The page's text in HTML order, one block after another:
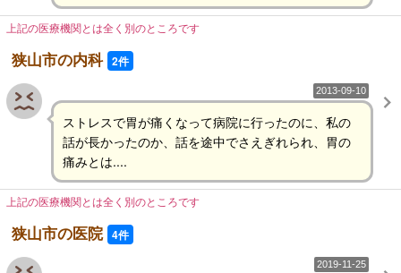
上記の医療機関とは全く別のところです
狭山市の内科 2件
2013-09-10
ストレスで胃が痛くなって病院に行ったのに、私の
話が長かったのか、話を途中でさえぎれられ、胃の
痛みとは....
上記の医療機関とは全く別のところです
狭山市の医院 4件
2019-11-25